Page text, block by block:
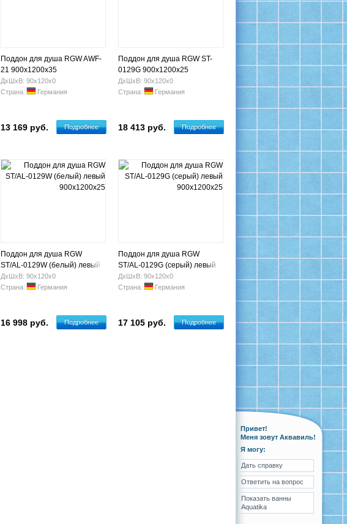
Поддон для душа RGW AWF-
21 900х1200х35
ДхШхВ: 90х120х0
Страна:
Германия
13 169 руб. Подробнее
Поддон для душа RGW ST-
0129G 900х1200х25
ДхШхВ: 90х120х0
Страна:
Германия
18 413 руб. Подробнее
Поддон для душа RGW
ST/AL-0129W (белый) левый
900х1200х25
ДхШхВ: 90х120х0
Страна:
Германия
16 998 руб. Подробнее
Поддон для душа RGW
ST/AL-0129G (серый) левый
900х1200х25
ДхШхВ: 90х120х0
Страна:
Германия
17 105 руб. Подробнее
Привет!
Меня зовут Аквавиль!
Я могу:
Дать справку
Ответить на вопрос
Показать ванны
Aquatika